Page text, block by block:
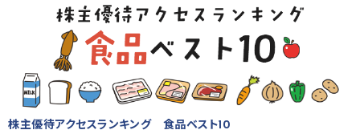
株主優待アクセスランキング 食品ベスト10